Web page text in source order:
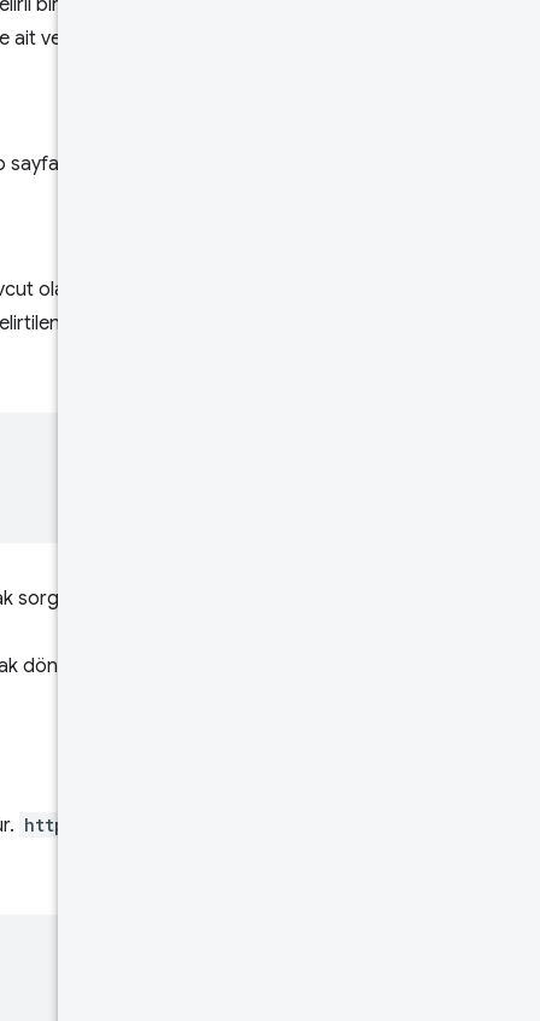
bir boyut
veriler bulunabilir.
sayfaları ve web siteleridir.
olan tüm veriler birlikte
sayfaları olduğunu
sorgularken
döndürüleceği anlamına
http://www.example.com